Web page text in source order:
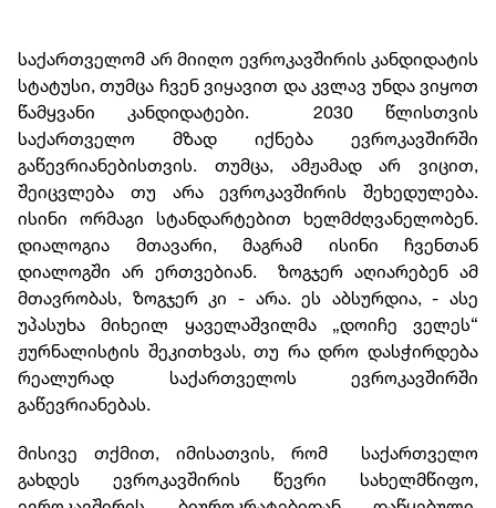
საქართველომ არ მიიღო ევროკავშირის კანდიდატის
სტატუსი, თუმცა ჩვენ ვიყავით და კვლავ უნდა ვიყოთ
წამყვანი კანდიდატები. 2030 წლისთვის
საქართველო მზად იქნება ევროკავშირში
გაწევრიანებისთვის. თუმცა, ამჟამად არ ვიცით,
შეიცვლება თუ არა ევროკავშირის შეხედულება.
ისინი ორმაგი სტანდარტებით ხელმძღვანელობენ.
დიალოგია მთავარი, მაგრამ ისინი ჩვენთან
დიალოგში არ ერთვებიან. ზოგჯერ აღიარებენ ამ
მთავრობას, ზოგჯერ კი - არა. ეს აბსურდია, - ასე
უპასუხა მიხეილ ყაველაშვილმა „დოიჩე ველეს“
ჟურნალისტის შეკითხვას, თუ რა დრო დასჭირდება
რეალურად საქართველოს ევროკავშირში
გაწევრიანებას.
მისივე თქმით, იმისათვის, რომ საქართველო
გახდეს ევროკავშირის წევრი სახელმწიფო,